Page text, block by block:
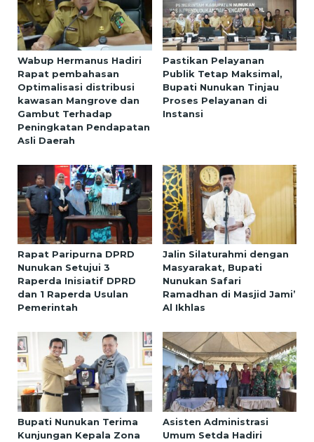
Wabup Hermanus Hadiri
Rapat pembahasan
Optimalisasi distribusi
kawasan Mangrove dan
Gambut Terhadap
Peningkatan Pendapatan
Asli Daerah
Pastikan Pelayanan
Publik Tetap Maksimal,
Bupati Nunukan Tinjau
Proses Pelayanan di
Instansi
Rapat Paripurna DPRD
Nunukan Setujui 3
Raperda Inisiatif DPRD
dan 1 Raperda Usulan
Pemerintah
Jalin Silaturahmi dengan
Masyarakat, Bupati
Nunukan Safari
Ramadhan di Masjid Jami’
Al Ikhlas
Bupati Nunukan Terima
Kunjungan Kepala Zona
Asisten Administrasi
Umum Setda Hadiri